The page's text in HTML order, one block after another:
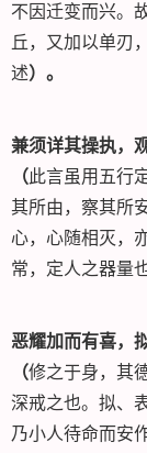
不因迁变而兴。
丘，又加以单刃
述）。
兼须详其操执，
（此言虽用五行
其所由，察其所
心，心随相灭，
常，定人之器量
恶耀加而有喜，
（修之于身，其
深戒之也。拟、
乃小人待命而安